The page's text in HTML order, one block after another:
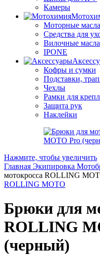
Камеры
Моторные масла
Средства для
Вилочные масла
IPONE
Кофры и сумки
Подставки,
Чехлы
Рамки для
Защита рук
Наклейки
Нажмите, чтобы увеличить
Главная Экипировка
мотокросса ROLLING
ROLLING MOTO
Брюки для
ROLLING
(черный)